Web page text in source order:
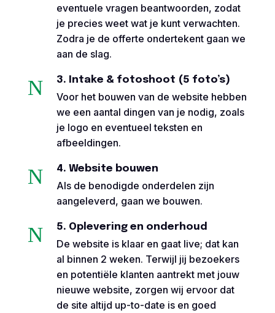
eventuele vragen beantwoorden, zodat
je precies weet wat je kunt verwachten.
Zodra je de offerte ondertekent gaan we
aan de slag.
N 3. Intake & fotoshoot (5 foto’s)
Voor het bouwen van de website hebben
we een aantal dingen van je nodig, zoals
je logo en eventueel teksten en
afbeeldingen.
N 4. Website bouwen
Als de benodigde onderdelen zijn
aangeleverd, gaan we bouwen.
N 5. Oplevering en onderhoud
De website is klaar en gaat live; dat kan
al binnen 2 weken. Terwijl jij bezoekers
en potentiële klanten aantrekt met jouw
nieuwe website, zorgen wij ervoor dat
de site altijd up-to-date is en goed